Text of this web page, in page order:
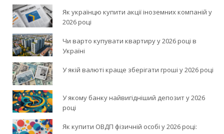
Як українцю купити акції іноземних компаній у
2026 році
Чи варто купувати квартиру у 2026 році в
Україні
У якій валюті краще зберігати гроші у 2026 році
У якому банку найвигідніший депозит у 2026
році
Як купити ОВДП фізичній особі у 2026 році: